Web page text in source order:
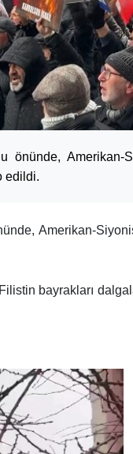
önünde, Amerikan-
edildi.
Amerikan-
bayrakları